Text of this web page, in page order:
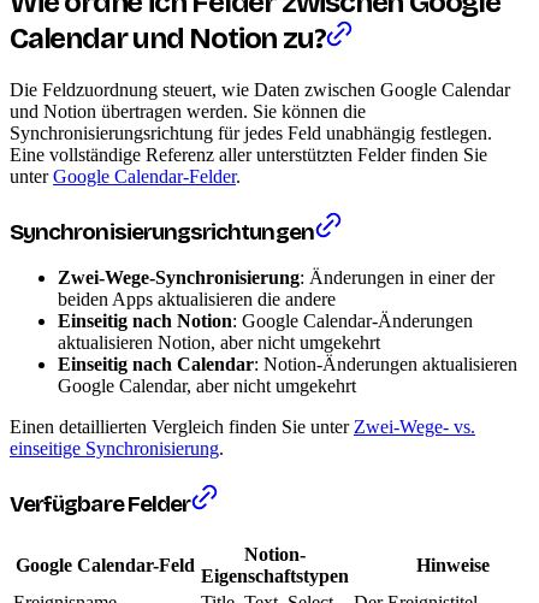
Calendar und Notion zu?
Die Feldzuordnung steuert, wie Daten zwischen Google Calendar
und Notion übertragen werden. Sie können die
Synchronisierungsrichtung für jedes Feld unabhängig festlegen.
Eine vollständige Referenz aller unterstützten Felder finden Sie
unterGoogle Calendar-Felder.
Synchronisierungsrichtungen
Zwei-Wege-Synchronisierung: Änderungen in einer der
beiden Apps aktualisieren die andere
Einseitig nach Notion: Google Calendar-Änderungen
aktualisieren Notion, aber nicht umgekehrt
Einseitig nach Calendar: Notion-Änderungen aktualisieren
Google Calendar, aber nicht umgekehrt
Einen detaillierten Vergleich finden Sie unterZwei-Wege- vs.
einseitige Synchronisierung.
Verfügbare Felder
Google Calendar-Feld
Notion-
Eigenschaftstypen
Hinweise